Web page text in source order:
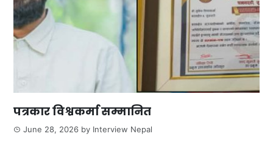
पत्रकार विश्वकर्मा सम्मानित
June 28, 2026 by Interview Nepal